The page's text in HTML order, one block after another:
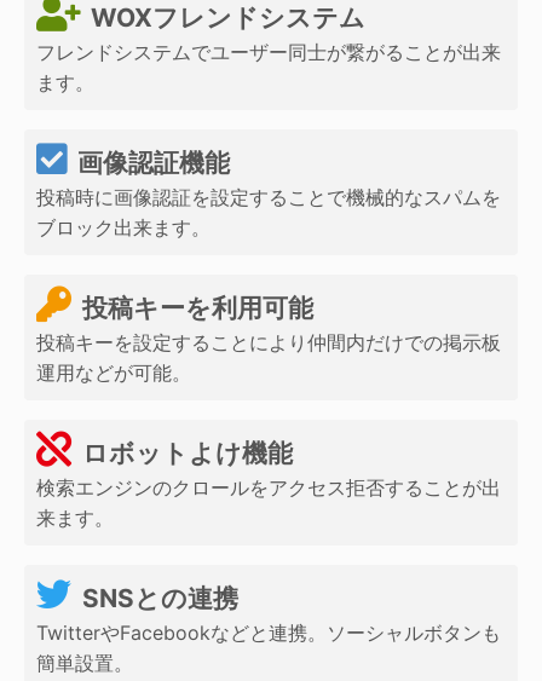
WOXフレンドシステム
フレンドシステムでユーザー同士が繋がることが出来
ます。
画像認証機能
投稿時に画像認証を設定することで機械的なスパムを
ブロック出来ます。
投稿キーを利用可能
投稿キーを設定することにより仲間内だけでの掲示板
運用などが可能。
ロボットよけ機能
検索エンジンのクロールをアクセス拒否することが出
来ます。
SNSとの連携
TwitterやFacebookなどと連携。ソーシャルボタンも
簡単設置。